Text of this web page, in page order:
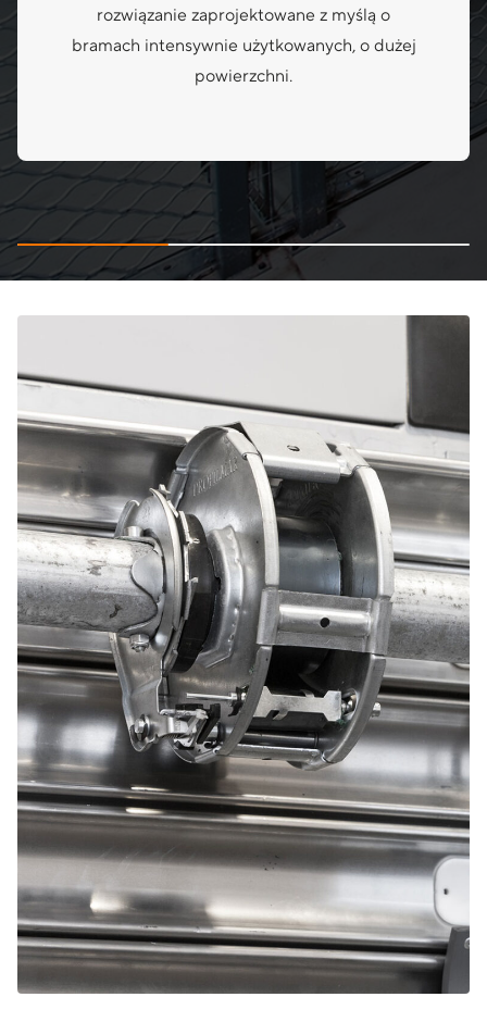
rozwiązanie zaprojektowane z myślą o
bramach intensywnie użytkowanych, o dużej
powierzchni.